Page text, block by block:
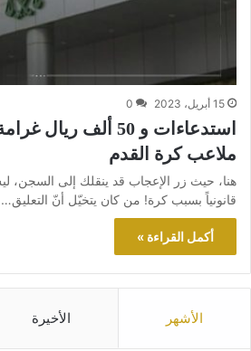
15 أبريل، 2023 0
استدعاءات و 50 ألف
ملاعب كرة القدم
هنا، حيث زر الإعجاب قد ينقلك إلى السجن،
قانونياً بسبب كرة! من كان يتخيّل أنّ التعليق…
أكمل القراءة »
الأشهر الأخيرة